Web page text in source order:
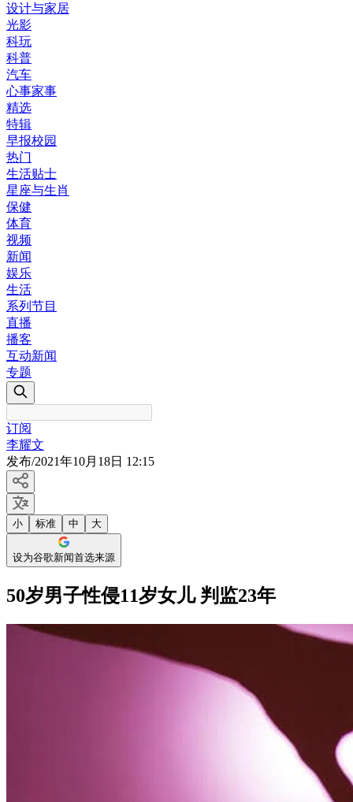
设计与家居
光影
科玩
科普
汽车
心事家事
精选
特辑
早报校园
热门
生活贴士
星座与生肖
保健
体育
视频
新闻
娱乐
生活
系列节目
直播
播客
互动新闻
专题
订阅
李耀文
发布/2021年10月18日 12:15
小 标准 中 大
设为谷歌新闻首选来源
50岁男子性侵11岁女儿 判监23年